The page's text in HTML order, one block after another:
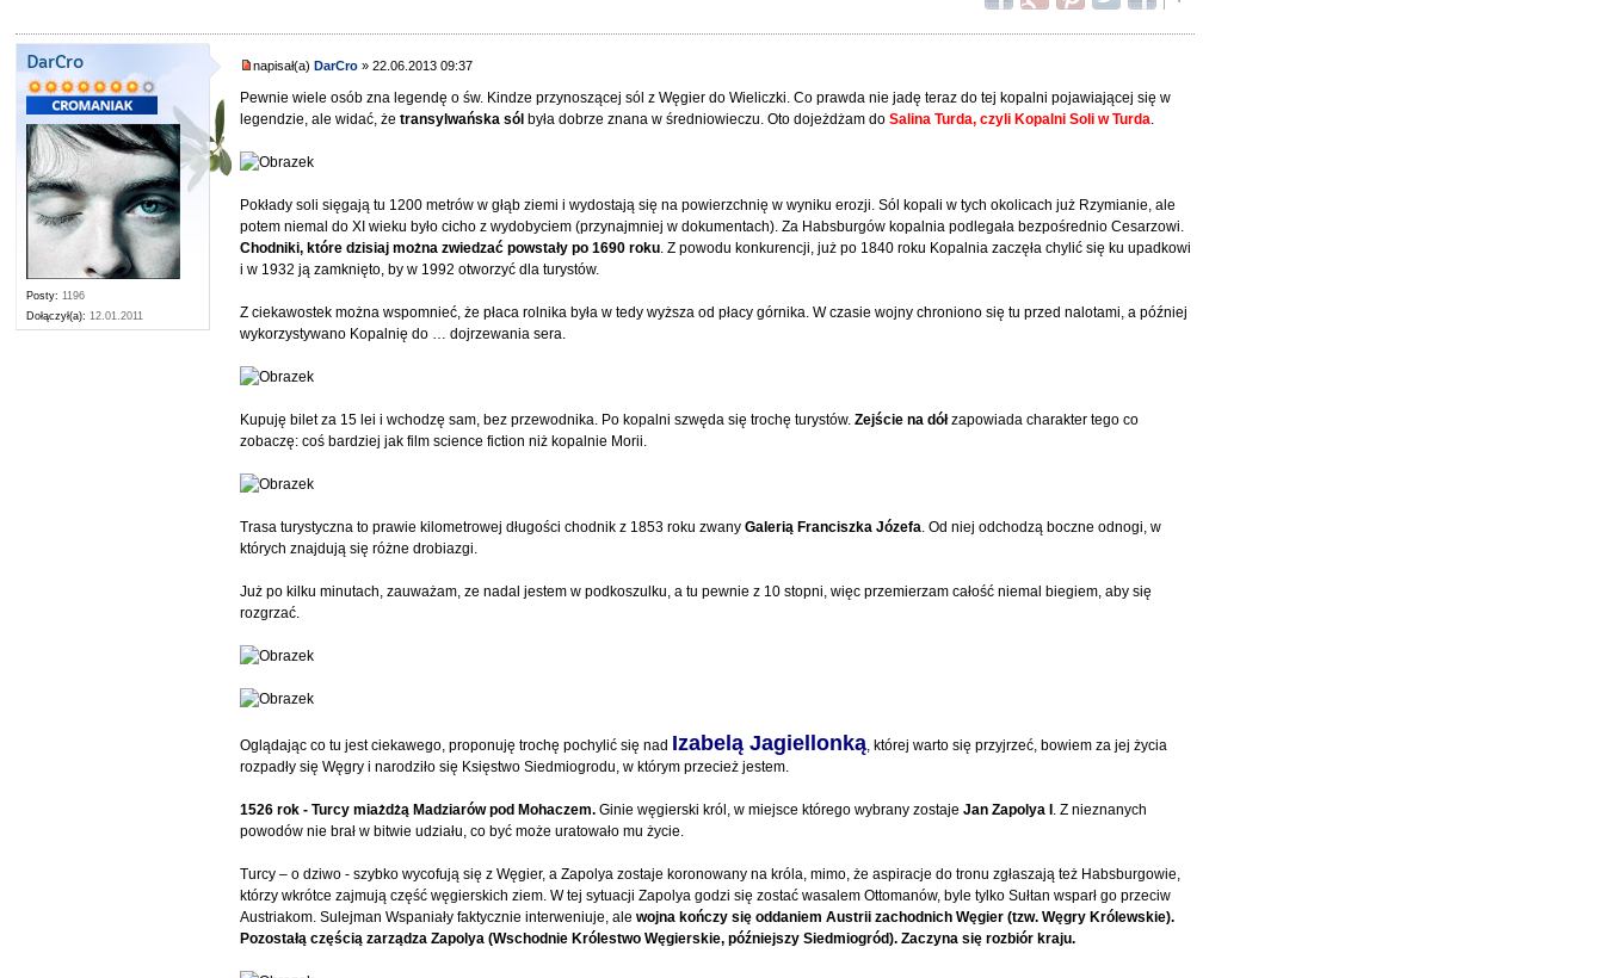
DarCro
Posty: 1196
Dołączył(a): 12.01.2011
napisał(a) DarCro » 22.06.2013 09:37
Pewnie wiele osób zna legendę o św. Kindze przynoszącej sól z Węgier do Wieliczki. Co prawda nie jadę teraz do tej kopalni pojawiającej się w
legendzie, ale widać, żetransylwańska sól była dobrze znana w średniowieczu. Oto dojeżdżam doSalina Turda, czyli Kopalni Soli w Turda.
Pokłady soli sięgają tu 1200 metrów w głąb ziemi i wydostają się na powierzchnię w wyniku erozji. Sól kopali w tych okolicach już Rzymianie, ale
potem niemal do XI wieku było cicho z wydobyciem (przynajmniej w dokumentach). Za Habsburgów kopalnia podlegała bezpośrednio Cesarzowi.
Chodniki, które dzisiaj można zwiedzać powstały po 1690 roku. Z powodu konkurencji, już po 1840 roku Kopalnia zaczęła chylić się ku upadkowi
i w 1932 ją zamknięto, by w 1992 otworzyć dla turystów.
Z ciekawostek można wspomnieć, że płaca rolnika była w tedy wyższa od płacy górnika. W czasie wojny chroniono się tu przed nalotami, a później
wykorzystywano Kopalnię do … dojrzewania sera.
Kupuję bilet za 15 lei i wchodzę sam, bez przewodnika. Po kopalni szwęda się trochę turystów.Zejście na dółzapowiada charakter tego co
zobaczę: coś bardziej jak film science fiction niż kopalnie Morii.
Trasa turystyczna to prawie kilometrowej długości chodnik z 1853 roku zwanyGalerią Franciszka Józefa. Od niej odchodzą boczne odnogi, w
których znajdują się różne drobiazgi.
Już po kilku minutach, zauważam, ze nadal jestem w podkoszulku, a tu pewnie z 10 stopni, więc przemierzam całość niemal biegiem, aby się
rozgrzać.
Oglądając co tu jest ciekawego, proponuję trochę pochylić się nad Izabelą Jagiellonką, której warto się przyjrzeć, bowiem za jej życia
rozpadły się Węgry i narodziło się Księstwo Siedmiogrodu, w którym przecież jestem.
1526 rok - Turcy miażdżą Madziarów pod Mohaczem. Ginie węgierski król, w miejsce którego wybrany zostajeJan Zapolya I . Z nieznanych
powodów nie brał w bitwie udziału, co być może uratowało mu życie.
Turcy – o dziwo - szybko wycofują się z Węgier, a Zapolya zostaje koronowany na króla, mimo, że aspiracje do tronu zgłaszają też Habsburgowie,
którzy wkrótce zajmują część węgierskich ziem. W tej sytuacji Zapolya godzi się zostać wasalem Ottomanów, byle tylko Sułtan wsparł go przeciw
Austriakom. Sulejman Wspaniały faktycznie interweniuje, alewojna kończy się oddaniem Austrii zachodnich Węgier (tzw. Węgry Królewskie).
Pozostałą częścią zarządza Zapolya (Wschodnie Królestwo Węgierskie, późniejszy Siedmiogród). Zaczyna się rozbiór kraju.